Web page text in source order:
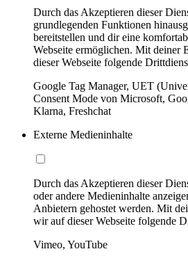
Durch das Akzeptieren dieser
grundlegenden Funktionen
bereitstellen und dir eine
Webseite ermöglichen. Mit deiner
dieser Webseite folgende
Google Tag Manager, UET
Consent Mode von Microsoft,
Klarna, Freshchat
Externe Medieninhalte
Durch das Akzeptieren dieser
oder andere Medieninhalte
Anbietern gehostet werden. Mit
wir auf dieser Webseite folgende
Vimeo, YouTube